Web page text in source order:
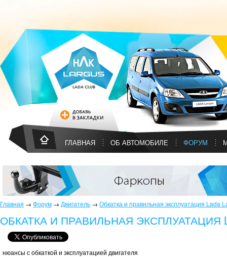
ГЛАВНАЯ ОБ АВТОМОБИЛЕ ФОРУМ
Главная → Форум → Двигатель → Обкатка и правильная эксплуатация Lada
ОБКАТКА И ПРАВИЛЬНАЯ ЭКСПЛУАТАЦИЯ
нюансы с обкаткой и эксплуатацией двигателя